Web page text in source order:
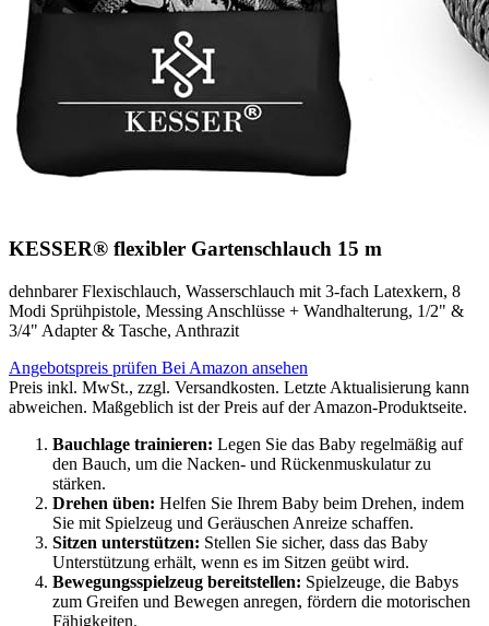
KESSER® flexibler Gartenschlauch 15 m
dehnbarer Flexischlauch, Wasserschlauch mit 3-fach Latexkern, 8
Modi Sprühpistole, Messing Anschlüsse + Wandhalterung, 1/2" &
3/4" Adapter & Tasche, Anthrazit
Angebotspreis prüfen Bei Amazon ansehen
Preis inkl. MwSt., zzgl. Versandkosten. Letzte Aktualisierung kann
abweichen. Maßgeblich ist der Preis auf der Amazon-Produktseite.
Bauchlage trainieren: Legen Sie das Baby regelmäßig auf
den Bauch, um die Nacken- und Rückenmuskulatur zu
stärken.
Drehen üben: Helfen Sie Ihrem Baby beim Drehen, indem
Sie mit Spielzeug und Geräuschen Anreize schaffen.
Sitzen unterstützen: Stellen Sie sicher, dass das Baby
Unterstützung erhält, wenn es im Sitzen geübt wird.
Bewegungsspielzeug bereitstellen: Spielzeuge, die Babys
zum Greifen und Bewegen anregen, fördern die motorischen
Fähigkeiten.